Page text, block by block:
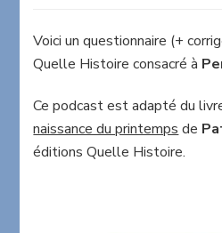
Perséphone
Quelle
Voici un questionnaire (+
Quelle Histoire consacré à
Ce podcast est adapté du
naissance du printemps de
éditions Quelle Histoire.